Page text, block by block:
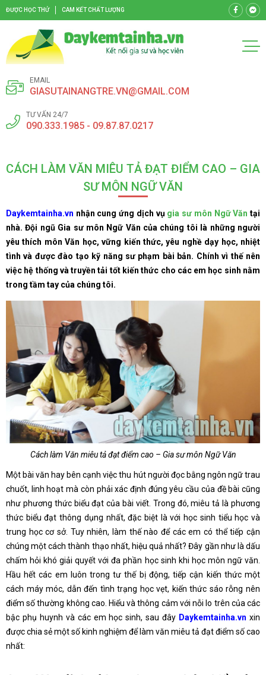
ĐƯỢC HỌC THỬ CAM KẾT CHẤT LƯỢNG
EMAIL
GIASUTAINANGTRE.VN@GMAIL.COM
TƯ VẤN 24/7
090.333.1985 - 09.87.87.0217
CÁCH LÀM VĂN MIÊU TẢ ĐẠT ĐIỂM CAO – GIA
SƯ MÔN NGỮ VĂN
Daykemtainha.vn nhận cung ứng dịch vụ gia sư môn Ngữ Văn tại
nhà. Đội ngũ Gia sư môn Ngữ Văn của chúng tôi là những người
yêu thích môn Văn học, vững kiến thức, yêu nghề dạy học, nhiệt
tình và được đào tạo kỹ năng sư phạm bài bản. Chính vì thế nên
việc hệ thống và truyền tải tốt kiến thức cho các em học sinh nằm
trong tầm tay của chúng tôi.
Cách làm Văn miêu tả đạt điểm cao – Gia sư môn Ngữ Văn
Một bài văn hay bên cạnh việc thu hút người đọc bằng ngôn ngữ trau
chuốt, linh hoạt mà còn phải xác định đúng yêu cầu của đề bài cũng
như phương thức biểu đạt của bài viết. Trong đó, miêu tả là phương
thức biểu đạt thông dụng nhất, đặc biệt là với học sinh tiểu học và
trung học cơ sở. Tuy nhiên, làm thế nào để các em có thể tiếp cận
chúng một cách thành thạo nhất, hiệu quả nhất? Đây gần như là dấu
chấm hỏi khó giải quyết với đa phần học sinh khi học môn ngữ văn.
Hầu hết các em luôn trong tư thế bị động, tiếp cận kiến thức một
cách máy móc, dẫn đến tình trạng học vẹt, kiến thức sáo rỗng nên
điểm số thường không cao. Hiểu và thông cảm với nỗi lo trên của các
bậc phụ huynh và các em học sinh, sau đây Daykemtainha.vn xin
được chia sẻ một số kinh nghiệm để làm văn miêu tả đạt điểm số cao
nhất: